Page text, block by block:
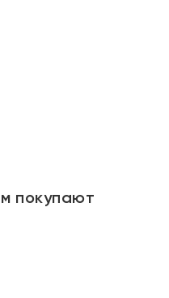
покупают